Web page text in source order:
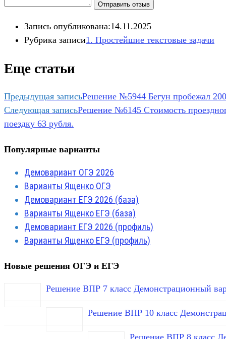
Отправить отзыв
Запись опубликована:14.11.2025
Рубрика записи1. Простейшие текстовые задачи​
Еще статьи
Предыдущая записьРешение №5944 Бегун пробежал
Следующая записьРешение №6145 Стоимость
поездку 63 рубля.
Популярные варианты
Демовариант ОГЭ 2026
Варианты Ященко ОГЭ
Демовариант ЕГЭ 2026 (база)
Варианты Ященко ЕГЭ (база)
Демовариант ЕГЭ 2026 (профиль)
Варианты Ященко ЕГЭ (профиль)
Новые решения ОГЭ и ЕГЭ
Решение ВПР 7 класс Демонстрационный
Решение ВПР 10 класс